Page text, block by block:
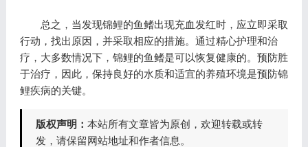
总之，当发现锦鲤的鱼鳍出现充血发红时，应立即采取
行动，找出原因，并采取相应的措施。通过精心护理和治
疗，大多数情况下，锦鲤的鱼鳍是可以恢复健康的。预防胜
于治疗，因此，保持良好的水质和适宜的养殖环境是预防锦
鲤疾病的关键。
版权声明： 本站所有文章皆为原创，欢迎转载或转
发，请保留网站地址和作者信息。